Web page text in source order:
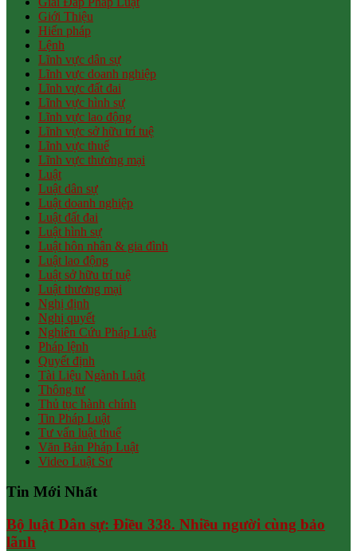
Giới Thiệu
Hiến pháp
Lệnh
Lĩnh vực dân sự
Lĩnh vực doanh nghiệp
Lĩnh vực đất đai
Lĩnh vực hình sự
Lĩnh vực lao động
Lĩnh vực sở hữu trí tuệ
Lĩnh vực thuế
Lĩnh vực thương mại
Luật
Luật dân sự
Luật doanh nghiệp
Luật đất đai
Luật hình sự
Luật hôn nhân & gia đình
Luật lao động
Luật sở hữu trí tuệ
Luật thương mại
Nghị định
Nghị quyết
Nghiên Cứu Pháp Luật
Pháp lệnh
Quyết định
Tài Liệu Ngành Luật
Thông tư
Thủ tục hành chính
Tin Pháp Luật
Tư vấn luật thuế
Văn Bản Pháp Luật
Video Luật Sư
Tin Mới Nhất
Bộ luật Dân sự: Điều 338. Nhiều người cùng bảo
lãnh